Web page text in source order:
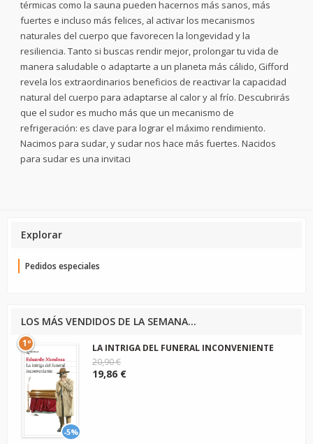
térmicas como la sauna pueden hacernos más sanos, más
fuertes e incluso más felices, al activar los mecanismos
naturales del cuerpo que favorecen la longevidad y la
resiliencia. Tanto si buscas rendir mejor, prolongar tu vida de
manera saludable o adaptarte a un planeta más cálido, Gifford
revela los extraordinarios beneficios de reactivar la capacidad
natural del cuerpo para adaptarse al calor y al frío. Descubrirás
que el sudor es mucho más que un mecanismo de
refrigeración: es clave para lograr el máximo rendimiento.
Nacimos para sudar, y sudar nos hace más fuertes. Nacidos
para sudar es una invitaci
Explorar
Pedidos especiales
LOS MÁS VENDIDOS DE LA SEMANA...
-5%
1º
LA INTRIGA DEL FUNERAL INCONVENIENTE
20,90 €
19,86 €